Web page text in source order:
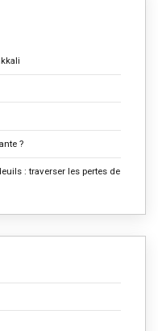
?
: traverser les pertes de